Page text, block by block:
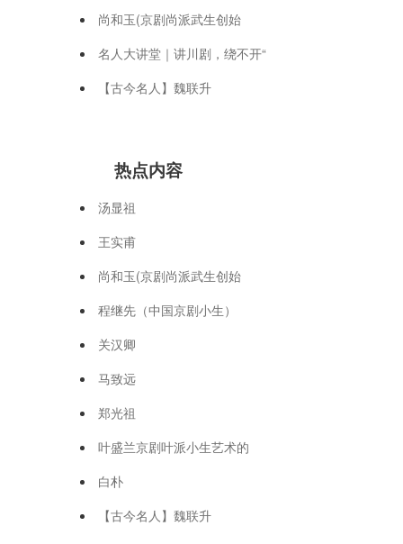
尚和玉(京剧尚派武生创始
名人大讲堂｜讲川剧，绕不开“
【古今名人】魏联升
热点内容
汤显祖
王实甫
尚和玉(京剧尚派武生创始
程继先（中国京剧小生）
关汉卿
马致远
郑光祖
叶盛兰京剧叶派小生艺术的
白朴
【古今名人】魏联升